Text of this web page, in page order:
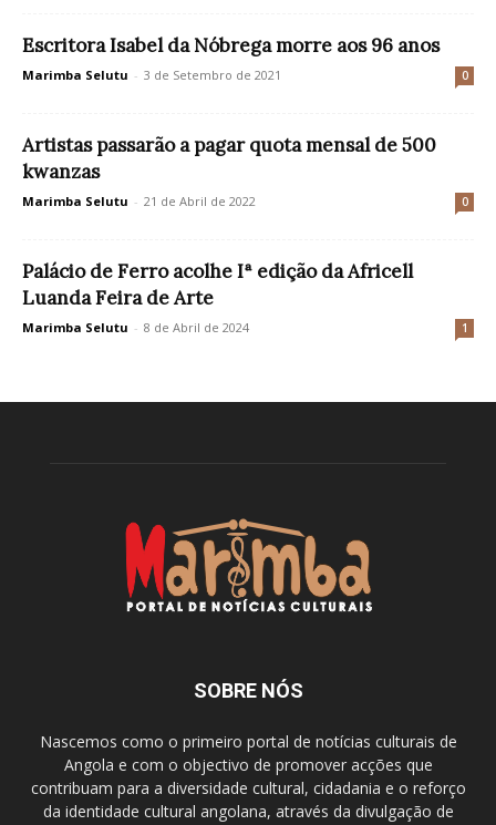
Escritora Isabel da Nóbrega morre aos 96 anos
Marimba Selutu - 3 de Setembro de 2021 0
Artistas passarão a pagar quota mensal de 500
kwanzas
Marimba Selutu - 21 de Abril de 2022 0
Palácio de Ferro acolhe Iª edição da Africell
Luanda Feira de Arte
Marimba Selutu - 8 de Abril de 2024 1
SOBRE NÓS
Nascemos como o primeiro portal de notícias culturais de
Angola e com o objectivo de promover acções que
contribuam para a diversidade cultural, cidadania e o reforço
da identidade cultural angolana, através da divulgação de